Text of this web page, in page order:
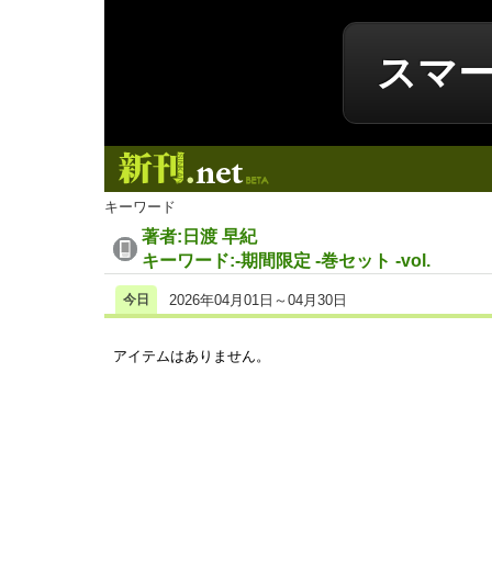
スマ
キーワード
著者:日渡 早紀
キーワード:-期間限定 -巻セット -vol.
今日 2026年04月01日～04月30日
アイテムはありません。